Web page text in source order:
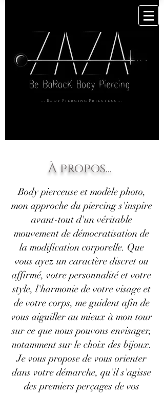
. . . B o d y P i e r c i n g P r i e s t e s s . . .
Body pierceuse et modèle photo,
mon approche du piercing s'inspire
avant-tout d'un véritable
mouvement de démocratisation de
la modification corporelle. Que
vous ayez un caractère discret ou
affirmé, votre personnalité et votre
style, l'harmonie de votre visage et
de votre corps, me guident afin de
vous aiguiller au mieux à mon tour
sur ce que nous pouvons envisager,
notamment sur le choix des bijoux.
Je vous propose de vous orienter
dans votre démarche, qu'il s'agisse
des premiers perçages de vos
À propos...